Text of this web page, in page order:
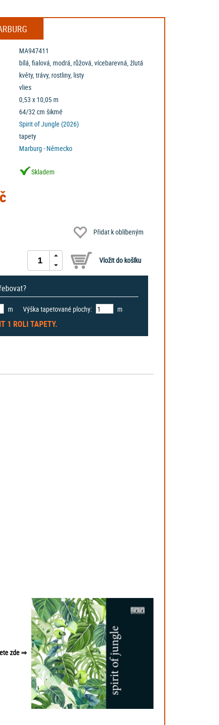
MA947411
bílá, fialová, modrá, růžová, vícebarevná, žlutá
květy, trávy, rostliny, listy
vlies
0,53 x 10,05 m
64/32 cm šikmé
Spirit of Jungle (2026)
tapety
Marburg - Německo
Skladem
Přidat k oblíbeným
m Výška tapetované plochy: m
1 ROLITAPETY.
zde ⇒